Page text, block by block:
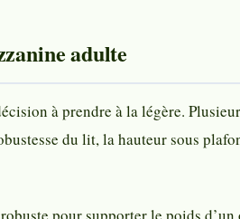
adulte
à prendre à la légère.
du lit, la hauteur sous